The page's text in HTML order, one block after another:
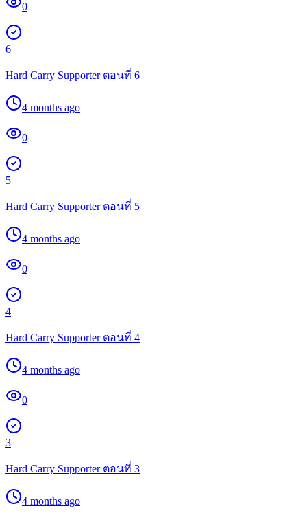
0
6
Hard Carry Supporter ตอนที่ 6
4 months ago
0
5
Hard Carry Supporter ตอนที่ 5
4 months ago
0
4
Hard Carry Supporter ตอนที่ 4
4 months ago
0
3
Hard Carry Supporter ตอนที่ 3
4 months ago